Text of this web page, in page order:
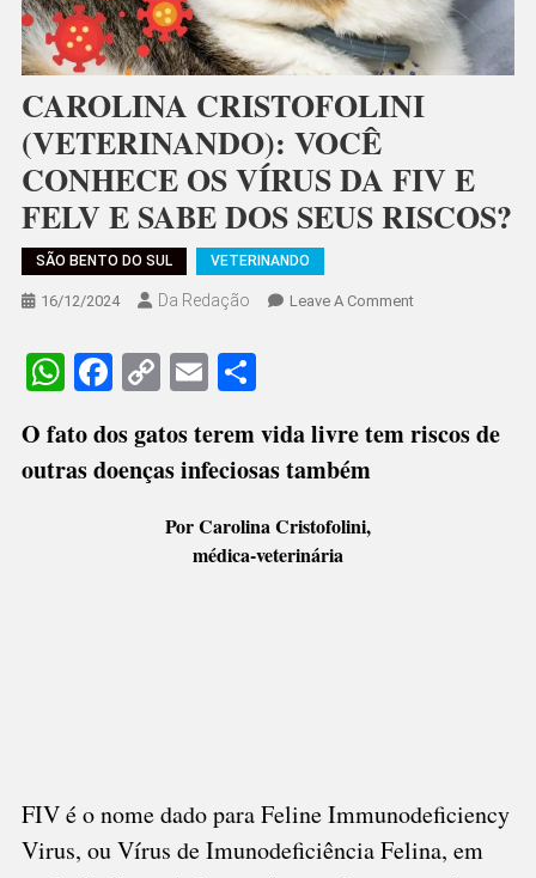
CAROLINA CRISTOFOLINI
(VETERINANDO): VOCÊ
CONHECE OS VÍRUS DA FIV E
FELV E SABE DOS SEUS RISCOS?
SÃO BENTO DO SUL VETERINANDO
16/12/2024 Da Redação Leave A CommentOn
CONHECE
WhatsApp
Facebook
CopyEmailShare
O fato dos gatos terem vida livre tem riscos de
outras doenças infeciosas também
Por Carolina Cristofolini,
médica-veterinária
FIV é o nome dado para Feline Immunodeficiency
Virus, ou Vírus de Imunodeficiência Felina, em